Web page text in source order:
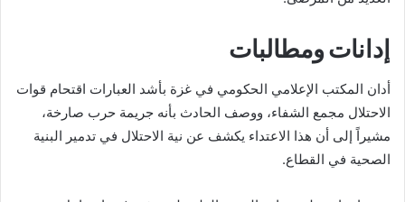
إدانات ومطالبات
أدان المكتب الإعلامي الحكومي في غزة بأشد العبارات اقتحام قوات
الاحتلال مجمع الشفاء، ووصف الحادث بأنه جريمة حرب صارخة،
مشيراً إلى أن هذا الاعتداء يكشف عن نية الاحتلال في تدمير البنية
الصحية في القطاع.